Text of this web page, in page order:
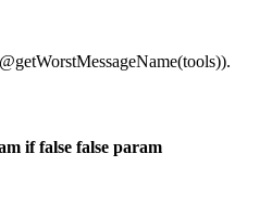
if false false param